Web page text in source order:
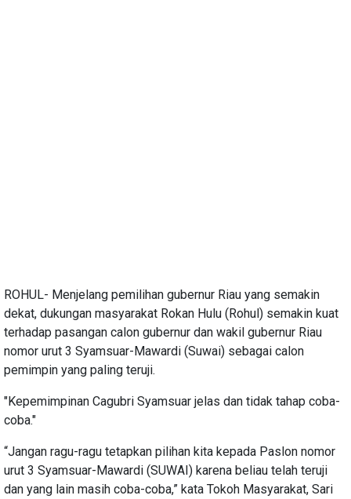
ROHUL- Menjelang pemilihan gubernur Riau yang semakin
dekat, dukungan masyarakat Rokan Hulu (Rohul) semakin kuat
terhadap pasangan calon gubernur dan wakil gubernur Riau
nomor urut 3 Syamsuar-Mawardi (Suwai) sebagai calon
pemimpin yang paling teruji.
"Kepemimpinan Cagubri Syamsuar jelas dan tidak tahap coba-
coba."
“Jangan ragu-ragu tetapkan pilihan kita kepada Paslon nomor
urut 3 Syamsuar-Mawardi (SUWAI) karena beliau telah teruji
dan yang lain masih coba-coba,” kata Tokoh Masyarakat, Sari